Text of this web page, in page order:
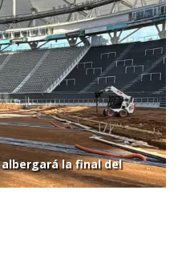
albergará la final del